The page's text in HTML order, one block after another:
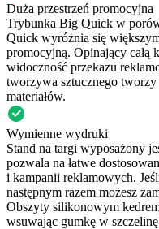
Duża przestrzeń promocyjna
Trybunka Big Quick w
Quick wyróżnia się
promocyjną. Opinający całą
widoczność przekazu
tworzywa sztucznego
materiałów.
Wymienne wydruki
Stand na targi wyposażony
pozwala na łatwe
i kampanii reklamowych.
następnym razem możesz
Obszyty silikonowym
wsuwając gumkę w